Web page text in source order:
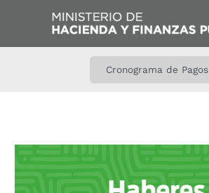
Cronograma de Pagos
s